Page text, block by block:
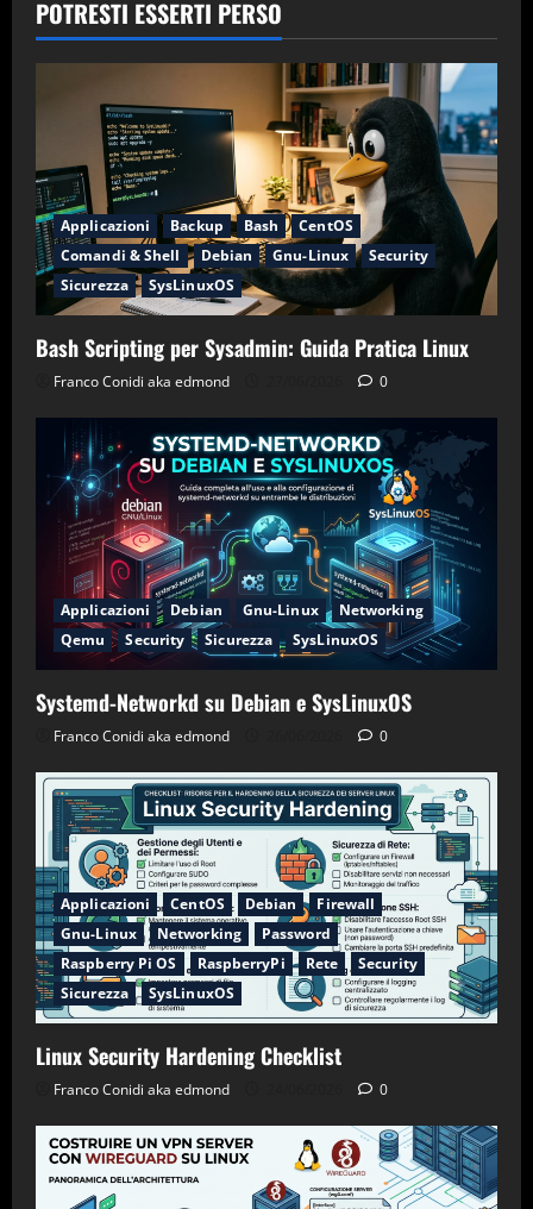
POTRESTI ESSERTI PERSO
Applicazioni Backup Bash
CentOS
Comandi & Shell
Debian Gnu-Linux
Security
Sicurezza
SysLinuxOS
Bash Scripting per Sysadmin: Guida Pratica Linux
Franco Conidi aka edmond 0
Applicazioni Debian Gnu-Linux
Networking
Qemu
Security Sicurezza SysLinuxOS
Systemd-Networkd su Debian e SysLinuxOS
Franco Conidi aka edmond 0
Applicazioni CentOS Debian
Firewall
Gnu-Linux
Networking
Password
Raspberry Pi OS
RaspberryPi Rete
Security
Sicurezza
SysLinuxOS
Linux Security Hardening Checklist
Franco Conidi aka edmond 0